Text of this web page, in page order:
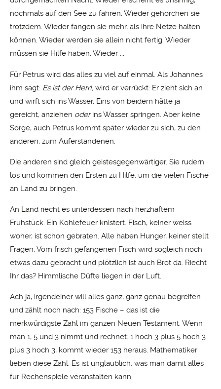
nochmals auf den See zu fahren. Wieder gehorchen sie
trotzdem. Wieder fangen sie mehr, als ihre Netze halten
können. Wieder werden sie allein nicht fertig. Wieder
müssen sie Hilfe haben. Wieder ...
Für Petrus wird das alles zu viel auf einmal. Als Johannes
ihm sagt: Es ist der Herr!, wird er verrückt: Er zieht sich an
und wirft sich ins Wasser. Eins von beidem hätte ja
gereicht, anziehen oderins Wasser springen. Aber keine
Sorge, auch Petrus kommt später wieder zu sich, zu den
anderen, zum Auferstandenen.
Die anderen sind gleich geistesgegenwärtiger. Sie rudern
los und kommen den Ersten zu Hilfe, um die vielen Fische
an Land zu bringen.
An Land riecht es unterdessen nach herzhaftem
Frühstück. Ein Kohlefeuer knistert. Fisch, keiner weiss
woher, ist schon gebraten. Alle haben Hunger, keiner stellt
Fragen. Vom frisch gefangenen Fisch wird sogleich noch
etwas dazu gebracht und plötzlich ist auch Brot da. Riecht
Ihr das? Himmlische Düfte liegen in der Luft.
Ach ja, irgendeiner will alles ganz, ganz genau begreifen
und zählt noch nach: 153 Fische – das ist die
merkwürdigste Zahl im ganzen Neuen Testament. Wenn
man 1, 5 und 3 nimmt und rechnet: 1 hoch 3 plus 5 hoch 3
plus 3 hoch 3, kommt wieder 153 heraus. Mathematiker
lieben diese Zahl. Es ist unglaublich, was man damit alles
für Rechenspiele veranstalten kann.